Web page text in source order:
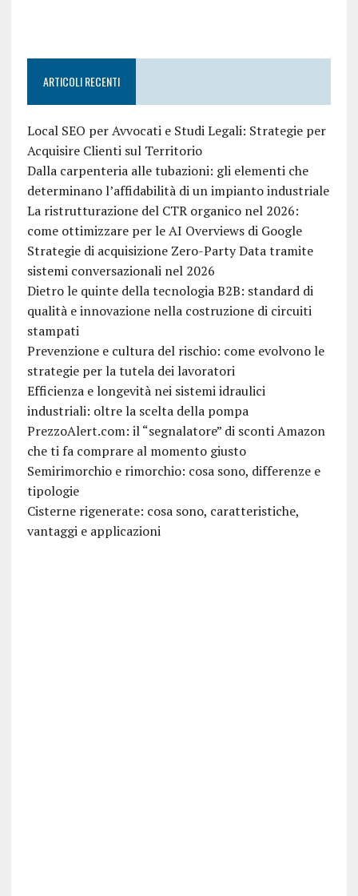
ARTICOLI RECENTI
Local SEO per Avvocati e Studi Legali: Strategie per
Acquisire Clienti sul Territorio
Dalla carpenteria alle tubazioni: gli elementi che
determinano l’affidabilità di un impianto industriale
La ristrutturazione del CTR organico nel 2026:
come ottimizzare per le AI Overviews di Google
Strategie di acquisizione Zero-Party Data tramite
sistemi conversazionali nel 2026
Dietro le quinte della tecnologia B2B: standard di
qualità e innovazione nella costruzione di circuiti
stampati
Prevenzione e cultura del rischio: come evolvono le
strategie per la tutela dei lavoratori
Efficienza e longevità nei sistemi idraulici
industriali: oltre la scelta della pompa
PrezzoAlert.com: il “segnalatore” di sconti Amazon
che ti fa comprare al momento giusto
Semirimorchio e rimorchio: cosa sono, differenze e
tipologie
Cisterne rigenerate: cosa sono, caratteristiche,
vantaggi e applicazioni